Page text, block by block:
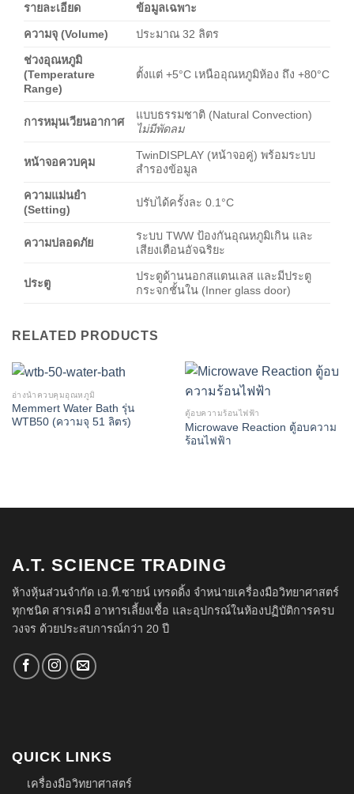
รายละเอียด ข้อมูลเฉพาะ
ความจุ (Volume) ประมาณ 32 ลิตร
ช่วงอุณหภูมิ
(Temperature
Range)
ตั้งแต่ +5°C เหนืออุณหภูมิห้อง ถึง +80°C
การหมุนเวียนอากาศ
แบบธรรมชาติ (Natural Convection)
ไม่มีพัดลม
หน้าจอควบคุม
TwinDISPLAY (หน้าจอคู่) พร้อมระบบ
สำรองข้อมูล
ความแม่นยำ
(Setting)
ปรับได้ครั้งละ 0.1°C
ความปลอดภัย
ระบบ TWW ป้องกันอุณหภูมิเกิน และ
เสียงเตือนอัจฉริยะ
ประตู
ประตูด้านนอกสแตนเลส และมีประตู
กระจกชั้นใน (Inner glass door)
RELATED PRODUCTS
อ่างน้ำควบคุมอุณหภูมิ
Memmert Water Bath รุ่น
WTB50 (ความจุ 51 ลิตร)
ตู้อบความร้อนไฟฟ้า
Microwave Reaction ตู้อบความ
ร้อนไฟฟ้า
A.T. SCIENCE TRADING
ห้างหุ้นส่วนจำกัด เอ.ที.ซายน์ เทรดดิ้ง จำหน่ายเครื่องมือวิทยาศาสตร์
ทุกชนิด สารเคมี อาหารเลี้ยงเชื้อ และอุปกรณ์ในห้องปฏิบัติการครบ
วงจร ด้วยประสบการณ์กว่า 20 ปี
QUICK LINKS
เครื่องมือวิทยาศาสตร์